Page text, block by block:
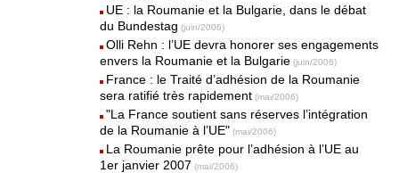
UE : la Roumanie et la Bulgarie, dans le débat
du Bundestag (juin/2006)
Olli Rehn : l’UE devra honorer ses engagements
envers la Roumanie et la Bulgarie (juin/2006)
France : le Traité d’adhésion de la Roumanie
sera ratifié très rapidement (mai/2006)
"La France soutient sans réserves l’intégration
de la Roumanie à l’UE" (mai/2006)
La Roumanie prête pour l’adhésion à l’UE au
1er janvier 2007 (mai/2006)